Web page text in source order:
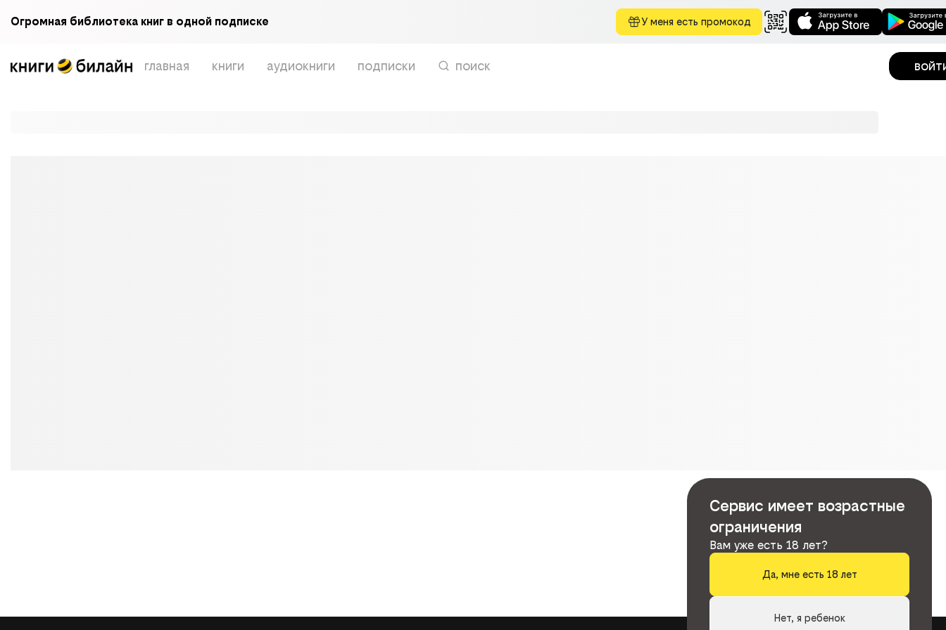
Огромная библиотека книг в одной подписке У меня есть промокод
главная книги аудиокниги подписки поиск
Сервис имеет возрастные
ограничения
Вам уже есть 18 лет?
Да, мне есть 18 лет
Нет, я ребенок